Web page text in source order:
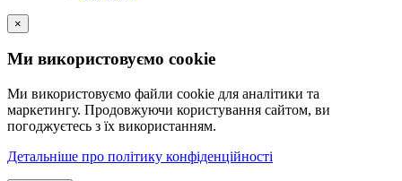
×
Ми використовуємо cookie
Ми використовуємо файли cookie для аналітики та
маркетингу. Продовжуючи користування сайтом, ви
погоджуєтесь з їх використанням.
Детальніше про політику конфіденційності